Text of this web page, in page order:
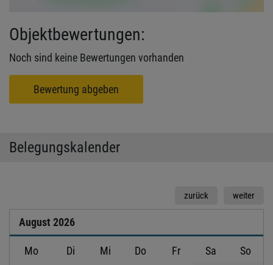
Objektbewertungen:
Noch sind keine Bewertungen vorhanden
Bewertung abgeben
Belegungskalender
weiter
zurück
August 2026
Mo Di Mi Do Fr Sa
So